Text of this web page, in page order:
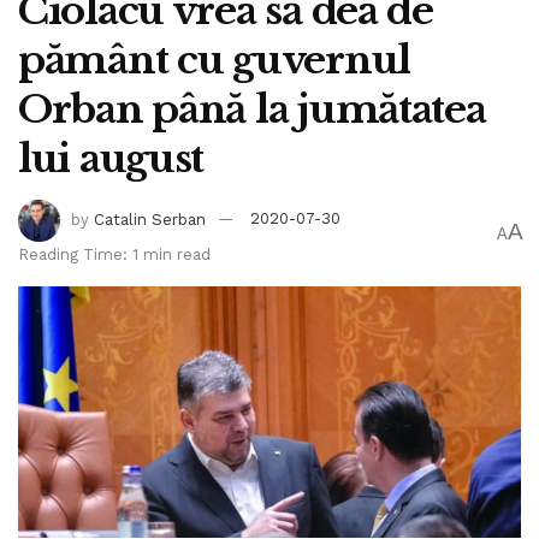
Ciolacu vrea să dea de
pământ cu guvernul
Orban până la jumătatea
lui august
by Catalin Serban
2020-07-30
Reading Time: 1 min read
AA